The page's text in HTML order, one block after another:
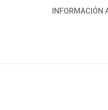
INFORMACIÓN